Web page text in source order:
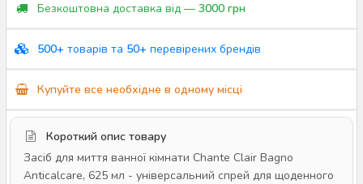
Безкоштовна доставка від — 3000 грн
500+ товарів та 50+ перевірених брендів
Купуйте все необхідне в одному місці
Короткий опис товару
Засіб для миття ванної кімнати Chante Clair Bagno
Anticalcare, 625 мл - універсальний спрей для щоденного